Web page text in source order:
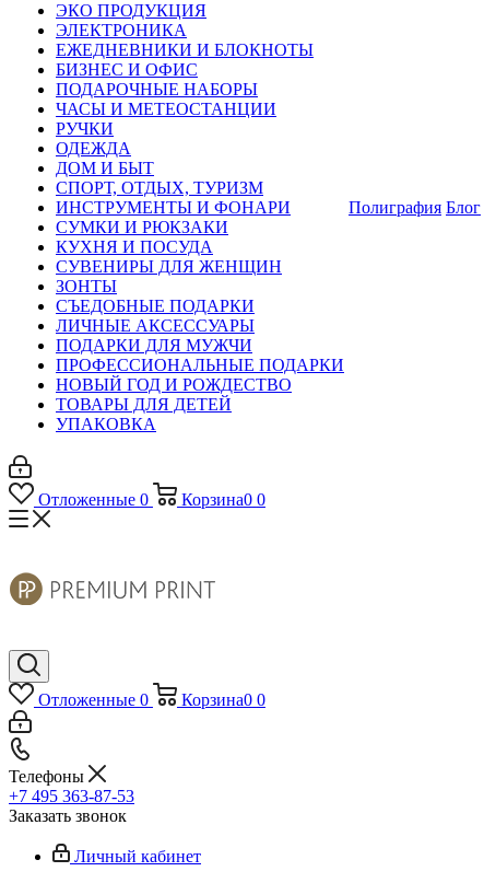
ЭКО ПРОДУКЦИЯ
ЭЛЕКТРОНИКА
ЕЖЕДНЕВНИКИ И БЛОКНОТЫ
БИЗНЕС И ОФИС
ПОДАРОЧНЫЕ НАБОРЫ
ЧАСЫ И МЕТЕОСТАНЦИИ
РУЧКИ
ОДЕЖДА
ДОМ И БЫТ
СПОРТ, ОТДЫХ, ТУРИЗМ
ИНСТРУМЕНТЫ И ФОНАРИ
СУМКИ И РЮКЗАКИ
КУХНЯ И ПОСУДА
СУВЕНИРЫ ДЛЯ ЖЕНЩИН
ЗОНТЫ
СЪЕДОБНЫЕ ПОДАРКИ
ЛИЧНЫЕ АКСЕССУАРЫ
ПОДАРКИ ДЛЯ МУЖЧИ
ПРОФЕССИОНАЛЬНЫЕ ПОДАРКИ
НОВЫЙ ГОД И РОЖДЕСТВО
ТОВАРЫ ДЛЯ ДЕТЕЙ
УПАКОВКА
Полиграфия Блог
Отложенные 0 Корзина0 0
Отложенные 0 Корзина0 0
Телефоны
+7 495 363-87-53
Заказать звонок
Личный кабинет